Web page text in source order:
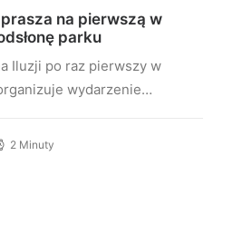
na pierwszą w
parku
Iluzji po raz pierwszy w
wydarzenie…
2 Minuty